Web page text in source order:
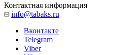
Контактная информация
info@tabaks.ru
Вконтакте
Telegram
Viber